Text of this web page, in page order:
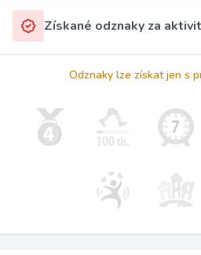
Získané odznaky za
Odznaky lze získat jen s